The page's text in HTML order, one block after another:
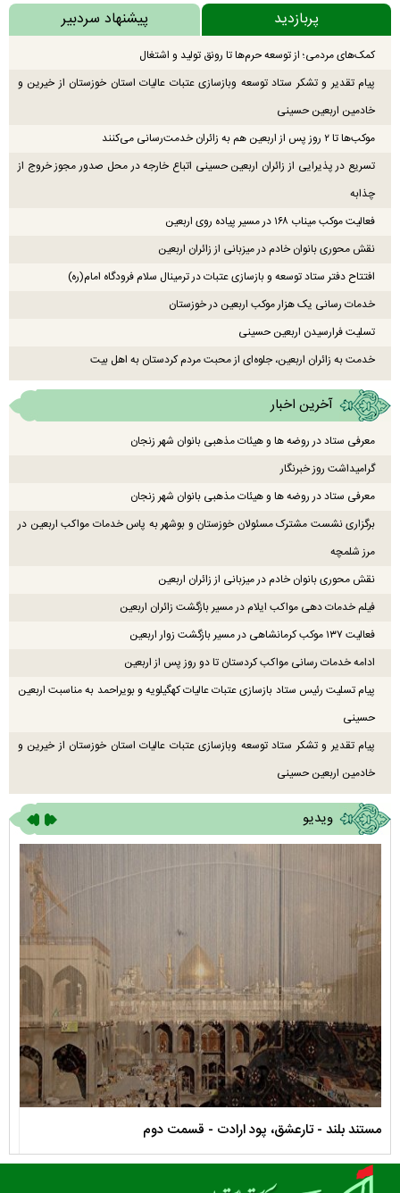
پربازدید پیشنهاد سردبیر
کمک‌های مردمی؛ از توسعه حرم‌ها تا رونق تولید و اشتغال
پیام تقدیر و تشکر ستاد توسعه وبازسازی عتبات عالیات استان خوزستان از خیرین و
خادمین اربعین حسینی
موکب‌ها تا ۲ روز پس از اربعین هم به زائران خدمت‌رسانی می‌کنند
تسریع در پذیرایی از زائران اربعین حسینی اتباع خارجه در محل صدور مجوز خروج از
چذابه
فعالیت موکب میناب ۱۶۸ در مسیر پیاده روی اربعین
نقش محوری بانوان خادم در میزبانی از زائران اربعین
افتتاح دفتر ستاد توسعه و بازسازی عتبات در ترمینال سلام فرودگاه امام(ره)
خدمات رسانی یک هزار موکب اربعین در خوزستان
تسلیت فرارسیدن اربعین حسینی
خدمت به زائران اربعین، جلوه‌ای از محبت مردم کردستان به اهل بیت
آخرین اخبار
معرفی ستاد در روضه ها و هیئات مذهبی بانوان شهر زنجان
گرامیداشت روز خبرنگار
معرفی ستاد در روضه ها و هیئات مذهبی بانوان شهر زنجان
برگزاری نشست مشترک مسئولان خوزستان و بوشهر به پاس خدمات مواکب اربعین در
مرز شلمچه
نقش محوری بانوان خادم در میزبانی از زائران اربعین
فیلم خدمات دهی مواکب ایلام در مسیر بازگشت زائران اربعین
فعالیت ۱۳۷ موکب کرمانشاهی در مسیر بازگشت زوار اربعین
ادامه خدمات رسانی مواکب کردستان تا دو روز پس از اربعین
پیام تسلیت رئیس ستاد بازسازی عتبات عالیات کهگیلویه و بویراحمد به مناسبت اربعین
حسینی
پیام تقدیر و تشکر ستاد توسعه وبازسازی عتبات عالیات استان خوزستان از خیرین و
خادمین اربعین حسینی
ویدیو
مستند بلند - تارعشق، پود ارادت - قسمت دوم